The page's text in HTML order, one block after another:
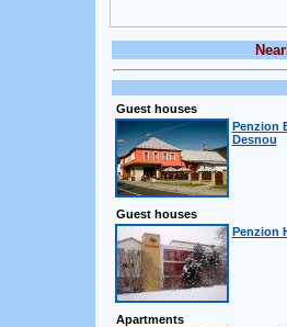
Guest houses
Penzion
Desnou
Guest houses
Penzion
Apartments